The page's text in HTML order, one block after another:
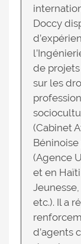
Doccy
de
sur les
(Cabinet
Béninoise
(Agence
et en
etc.). Il a
d’agents